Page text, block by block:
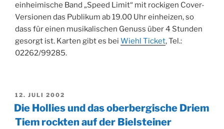
einheimische Band „Speed Limit“ mit rockigen Cover-
Versionen das Publikum ab 19.00 Uhr einheizen, so
dass für einen musikalischen Genuss über 4 Stunden
gesorgt ist. Karten gibt es bei Wiehl Ticket, Tel.:
02262/99285.
VERÖFFENTLICHT
AM
12. JULI 2002
Die Hollies und das oberbergische Driem
Tiem rockten auf der Bielsteiner